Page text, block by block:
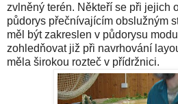
zvlněný terén. Někteří se při jejich
půdorys přečnívajícím obslužným
měl být zakreslen v půdorysu
zohledňovat již při navrhování
měla širokou rozteč v přídržnici.